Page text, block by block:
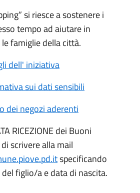
si riesce a sostenere i
tempo ad aiutare in
famiglie della città.
dell' iniziativa
sui dati sensibili
dei negozi aderenti
RICEZIONE dei Buoni
scrivere alla mail
specificando
figlio/a e data di nascita.